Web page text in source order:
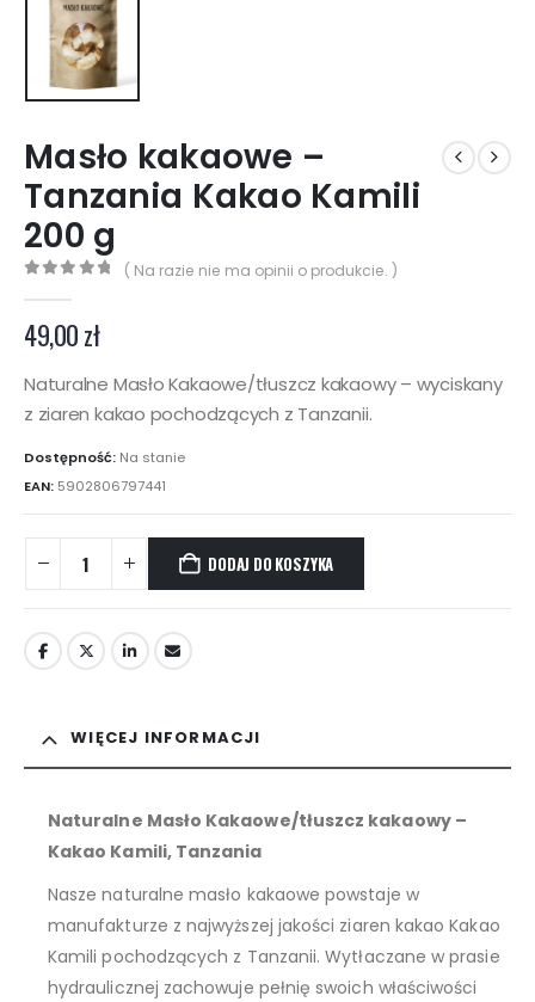
Masło kakaowe –
Tanzania Kakao Kamili
200 g
( Na razie nie ma opinii o produkcie. )
49,00zł
Naturalne Masło Kakaowe/tłuszcz kakaowy – wyciskany
z ziaren kakao pochodzących z Tanzanii.
Dostępność: Na stanie
EAN: 5902806797441
DODAJ DO KOSZYKA
WIĘCEJ INFORMACJI
Naturalne Masło Kakaowe/tłuszcz kakaowy –
Kakao Kamili, Tanzania
Nasze naturalne masło kakaowe powstaje w
manufakturze z najwyższej jakości ziaren kakao Kakao
Kamili pochodzących z Tanzanii. Wytłaczane w prasie
hydraulicznej zachowuje pełnię swoich właściwości